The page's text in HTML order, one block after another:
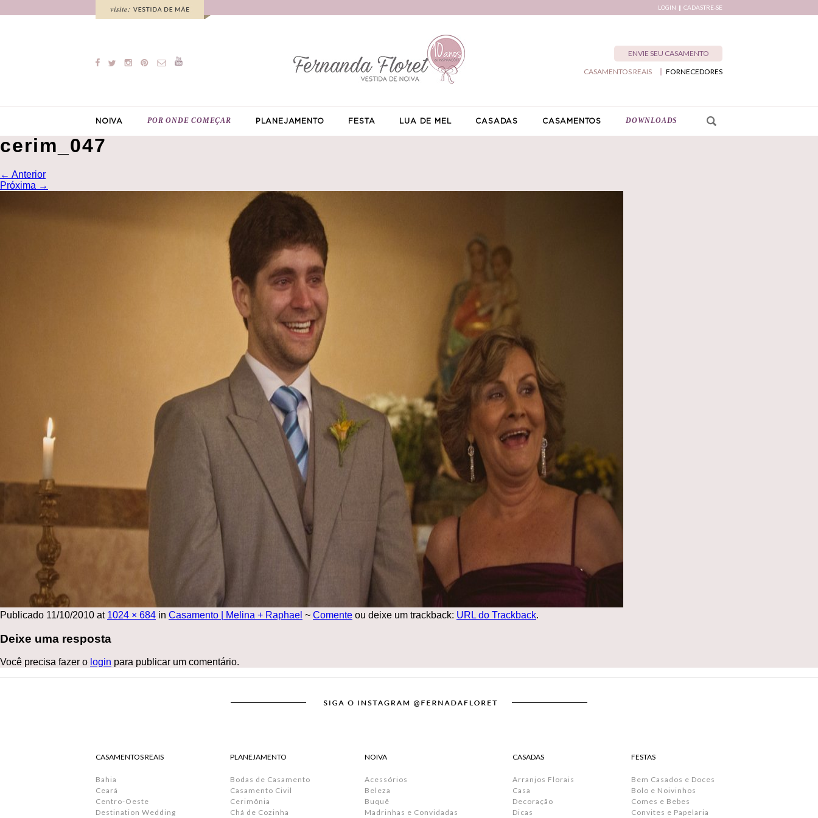
LOGIN CADASTRE-SE
ENVIE SEU CASAMENTO
FORNECEDORES
CASAMENTOS REAIS
NOIVA POR ONDE COMEÇAR PLANEJAMENTO FESTA LUA DE MEL CASADAS CASAMENTOS DOWNLOADS
cerim_047
← Anterior
Próxima →
Publicado 11/10/2010 at 1024 × 684 in Casamento | Melina + Raphael ~ Comente ou deixe um trackback: URL do Trackback.
Deixe uma resposta
Você precisa fazer o login para publicar um comentário.
CASAMENTOS REAIS
Bahia
Ceará
Centro-Oeste
Destination Wedding
PLANEJAMENTO
Bodas de Casamento
Casamento Civil
Cerimônia
Chá de Cozinha
NOIVA
Acessórios
Beleza
Buquê
Madrinhas e Convidadas
CASADAS
Arranjos Florais
Casa
Decoração
Dicas
FESTAS
Bem Casados e Doces
Bolo e Noivinhos
Comes e Bebes
Convites e Papelaria